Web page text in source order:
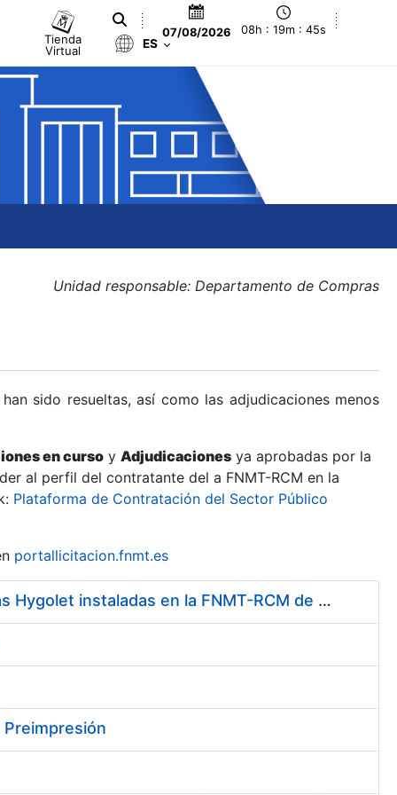
Tienda
Virtual
07/08/2026 08h : 19m : 45s
ES
Unidad responsable: Departamento de Compras
sido resueltas, así como las adjudicaciones menos
en curso y Adjudicaciones ya aprobadas por la
al perfil del contratante del a FNMT-RCM en la
Plataforma de Contratación del Sector Público
portallicitacion.fnmt.es
Servicio de Mantenimiento y Adquisición de las Tapas Automáticas Hygolet instaladas en la FNMT-RCM de Madrid, y el Suministro de Rollos de Plásticos Originales